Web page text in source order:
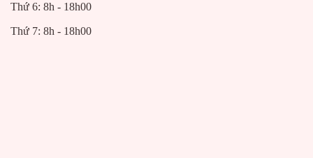
Thứ 6: 8h - 18h00
Thứ 7: 8h - 18h00